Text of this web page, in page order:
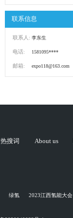
联系信息
联系人: 李东生
电话: 1581095****
邮箱: expo118@163.com
热搜词 About us
绿氢 2023江西氢能大会